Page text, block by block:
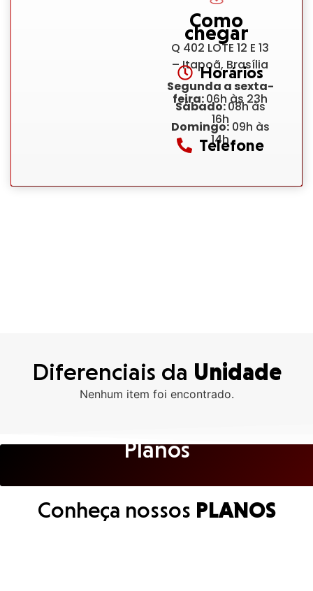
Como
chegar
Q 402 LOTE 12 E 13
– Itapoã, Brasília
Horários
Segunda a sexta-
feira:06h às 23h
Sábado:08h às
16h
Domingo:09h às
14h
Telefone
Diferenciais da Unidade
Nenhum item foi encontrado.
Planos
Conheça nossos PLANOS